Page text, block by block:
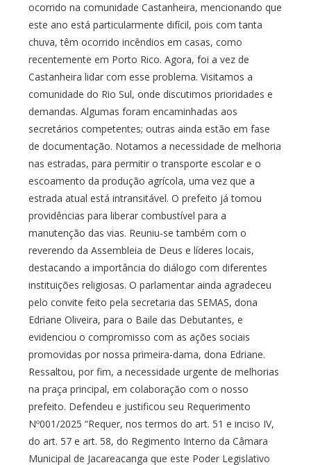
ocorrido na comunidade Castanheira, mencionando que
este ano está particularmente difícil, pois com tanta
chuva, têm ocorrido incêndios em casas, como
recentemente em Porto Rico. Agora, foi a vez de
Castanheira lidar com esse problema. Visitamos a
comunidade do Rio Sul, onde discutimos prioridades e
demandas. Algumas foram encaminhadas aos
secretários competentes; outras ainda estão em fase
de documentação. Notamos a necessidade de melhoria
nas estradas, para permitir o transporte escolar e o
escoamento da produção agrícola, uma vez que a
estrada atual está intransitável. O prefeito já tomou
providências para liberar combustível para a
manutenção das vias. Reuniu-se também com o
reverendo da Assembleia de Deus e líderes locais,
destacando a importância do diálogo com diferentes
instituições religiosas. O parlamentar ainda agradeceu
pelo convite feito pela secretaria das SEMAS, dona
Edriane Oliveira, para o Baile das Debutantes, e
evidenciou o compromisso com as ações sociais
promovidas por nossa primeira-dama, dona Edriane.
Ressaltou, por fim, a necessidade urgente de melhorias
na praça principal, em colaboração com o nosso
prefeito. Defendeu e justificou seu Requerimento
Nº001/2025 “Requer, nos termos do art. 51 e inciso IV,
do art. 57 e art. 58, do Regimento Interno da Câmara
Municipal de Jacareacanga que este Poder Legislativo